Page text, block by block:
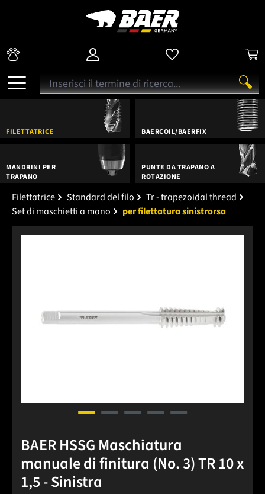
FILETTATRICE BAERCOIL/BAERFIX
MANDRINI PER
TRAPANO
PUNTE DA TRAPANO A
ROTAZIONE
Filettatrice Standard del filo
Tr - trapezoidal thread
Set di maschietti a mano
per filettatura sinistrorsa
BAER HSSG Maschiatura
manuale di finitura (No. 3) TR 10 x
1,5 - Sinistra